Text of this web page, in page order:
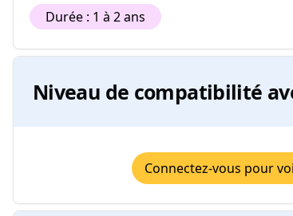
Durée : 1 à 2 ans
Niveau de compatibilité
Connectez-vous pour